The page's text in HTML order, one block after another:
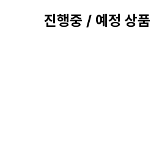
진행중 / 예정 상품